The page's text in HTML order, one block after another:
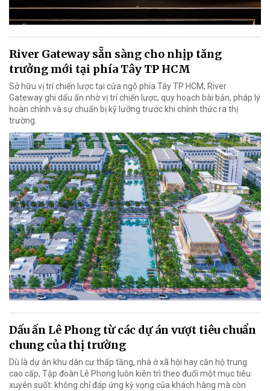
River Gateway sẵn sàng cho nhịp tăng
trưởng mới tại phía Tây TP HCM
Sở hữu vị trí chiến lược tại cửa ngõ phía Tây TP HCM, River
Gateway ghi dấu ấn nhờ vị trí chiến lược, quy hoạch bài bản, pháp lý
hoàn chỉnh và sự chuẩn bị kỹ lưỡng trước khi chính thức ra thị
trường.
Dấu ấn Lê Phong từ các dự án vượt tiêu chuẩn
chung của thị trường
Dù là dự án khu dân cư thấp tầng, nhà ở xã hội hay căn hộ trung
cao cấp, Tập đoàn Lê Phong luôn kiên trì theo đuổi một mục tiêu
xuyên suốt: không chỉ đáp ứng kỳ vọng của khách hàng mà còn